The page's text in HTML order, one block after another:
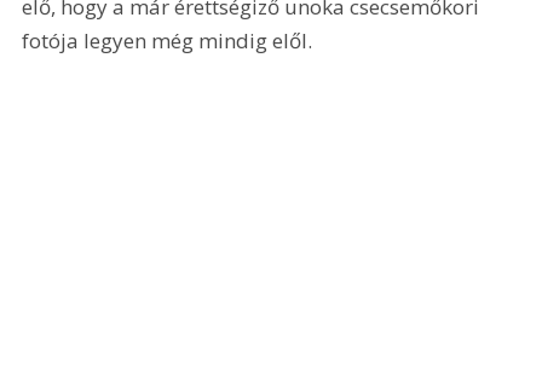
elő, hogy a már érettségiző unoka csecsemőkori
fotója legyen még mindig elől.